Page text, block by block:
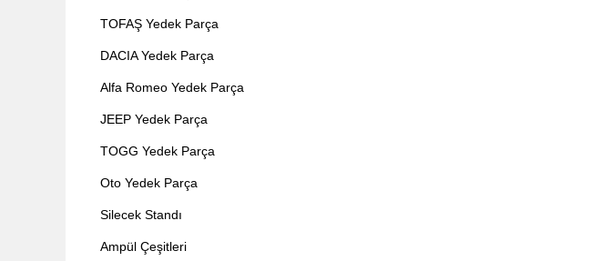
TOFAŞ Yedek Parça
DACIA Yedek Parça
Alfa Romeo Yedek Parça
JEEP Yedek Parça
TOGG Yedek Parça
Oto Yedek Parça
Silecek Standı
Ampül Çeşitleri